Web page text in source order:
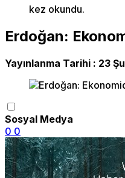
kez okundu.
Erdoğan:
Yayınlanma Tarihi : 23
Sosyal Medya
0 0